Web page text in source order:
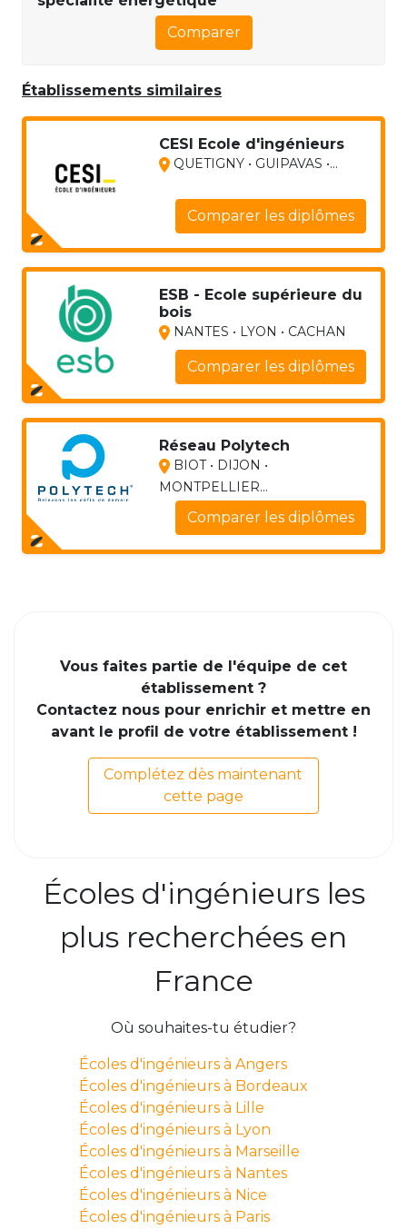
Comparer
Établissements similaires
CESI Ecole d'ingénieurs
QUETIGNY • GUIPAVAS •...
Comparer les diplômes
ESB - Ecole supérieure du
bois
NANTES • LYON • CACHAN
Comparer les diplômes
Réseau Polytech
BIOT • DIJON •
MONTPELLIER...
Comparer les diplômes
Vous faites partie de l'équipe de cet
établissement ?
Contactez nous pour enrichir et mettre en
avant le profil de votre établissement !
Complétez dès maintenant
cette page
Écoles d'ingénieurs les
plus recherchées en
France
Où souhaites-tu étudier?
Écoles d'ingénieurs à Angers
Écoles d'ingénieurs à Bordeaux
Écoles d'ingénieurs à Lille
Écoles d'ingénieurs à Lyon
Écoles d'ingénieurs à Marseille
Écoles d'ingénieurs à Nantes
Écoles d'ingénieurs à Nice
Écoles d'ingénieurs à Paris